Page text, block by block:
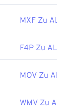
MXF Zu
F4P Zu
MOV Zu
WMV Zu